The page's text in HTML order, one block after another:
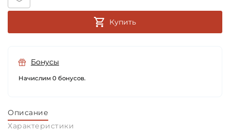
Купить
Бонусы
Начислим 0 бонусов.
Описание
Характеристики